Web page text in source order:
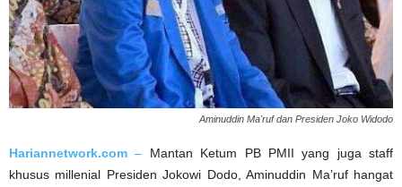
Aminuddin Ma'ruf dan Presiden Joko Widodo
Hariannetwork.com – Mantan Ketum PB PMII yang juga staff
khusus millenial Presiden Jokowi Dodo, Aminuddin Ma’ruf hangat